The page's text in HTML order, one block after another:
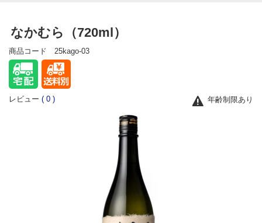
なかむら（720ml）
商品コード 25kago-03
レビュー ( 0 ) 年齢制限あり